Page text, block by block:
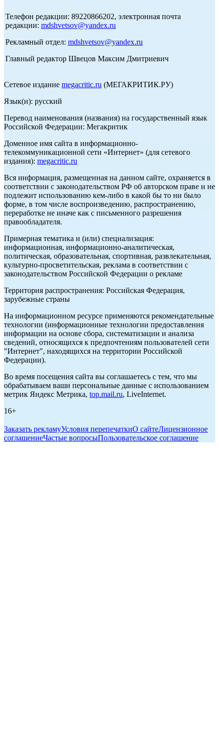
Телефон редакции: 89220866202, электронная почта
редакции: mdshvetsov@yandex.ru
Рекламный отдел: mdshvetsov@yandex.ru
Главный редактор Швецов Максим Дмитриевич
Сетевое издание megacritic.ru (МЕГАКРИТИК.РУ)
Язык(и): русский
Перевод наименования (названия) на государственный язык
Российской Федерации: Мегакритик
Доменное имя сайта в информационно-
телекоммуникационной сети «Интернет» (для сетевого
издания): megacritic.ru
Вся информация, размещенная на данном сайте, охраняется в
соответствии с законодательством РФ об авторском праве и не
подлежит использованию кем-либо в какой бы то ни было
форме, в том числе воспроизведению, распространению,
переработке не иначе как с письменного разрешения
правообладателя.
Примерная тематика и (или) специализация:
информационная, информационно-аналитическая,
политическая, образовательная, спортивная, развлекательная,
культурно-просветительская, реклама в соответствии с
законодательством Российской Федерации о рекламе
Территория распространения: Российская Федерация,
зарубежные страны
На информационном ресурсе применяются рекомендательные
технологии (информационные технологии предоставления
информации на основе сбора, систематизации и анализа
сведений, относящихся к предпочтениям пользователей сети
"Интернет", находящихся на территории Российской
Федерации).
Во время посещения сайта вы соглашаетесь с тем, что мы
обрабатываем ваши персональные данные с использованием
метрик Яндекс Метрика, top.mail.ru, LiveInternet.
16+
Заказать рекламуУсловия перепечаткиО сайтеЛицензионное
соглашениеЧастые вопросыПользовательское соглашение